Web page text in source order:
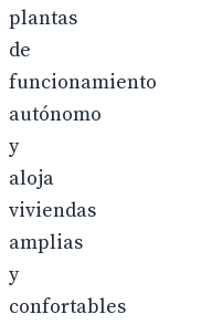
plantas
de
funcionamiento
autónomo
y
aloja
viviendas
amplias
y
confortables